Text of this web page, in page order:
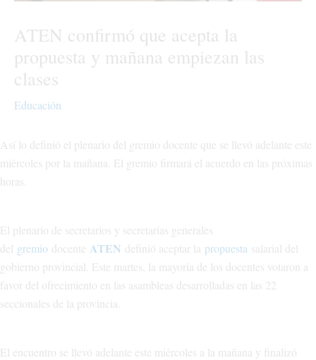
ATEN confirmó que acepta la
propuesta y mañana empiezan las
clases
Educación
Así lo definió el plenario del gremio docente que se llevó adelante este
miércoles por la mañana. El gremio firmará el acuerdo en las próximas
horas.
El plenario de secretarios y secretarias generales
del gremio docente ATEN definió aceptar la propuesta salarial del
gobierno provincial. Este martes, la mayoría de los docentes votaron a
favor del ofrecimiento en las asambleas desarrolladas en las 22
seccionales de la provincia.
El encuentro se llevó adelante este miércoles a la mañana y finalizó